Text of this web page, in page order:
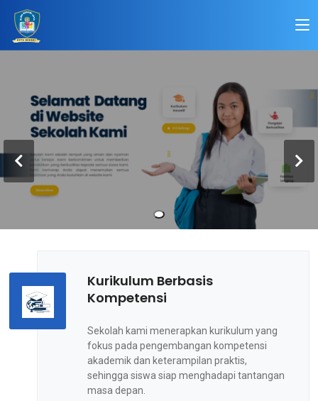
Kurikulum Berbasis
Kompetensi
Sekolah kami menerapkan kurikulum yang
fokus pada pengembangan kompetensi
akademik dan keterampilan praktis,
sehingga siswa siap menghadapi tantangan
masa depan.